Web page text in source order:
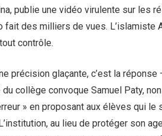
publie une vidéo virulente sur les
fait des milliers de vues. L’islamiste
contrôle.
précision glaçante, c’est la
collège convoque Samuel Paty,
» en proposant aux élèves qui
au lieu de protéger son